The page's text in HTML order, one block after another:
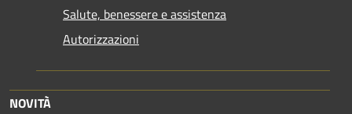
Salute, benessere e assistenza
Autorizzazioni
NOVITÀ